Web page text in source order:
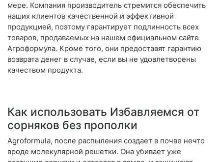
мере. Компания производитель стремится обеспечить
наших клиентов качественной и эффективной
продукцией, поэтому гарантирует подлинность всех
товаров, продаваемых на нашем официальном сайте
Агроформула. Кроме того, они предоставят гарантию
возврата денег в случае, если вы не удовлетворены
качеством продукта.
Как использовать Избавляемся от
сорняков без прополки
Agroformula, после распыления создает в почве нечто
вроде молекулярной решетки. Она убивает уже